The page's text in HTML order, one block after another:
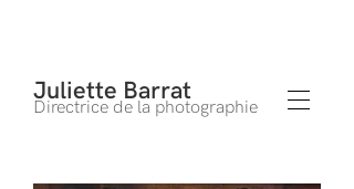
Juliette Barrat
Directrice de la photographie